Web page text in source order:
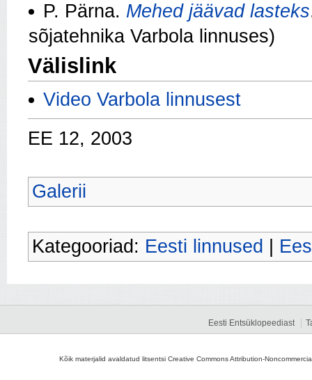
P. Pärna. Mehed jäävad lasteks
sõjatehnika Varbola linnuses)
Välislink
Video Varbola linnusest
EE 12, 2003
Galerii
Kategooriad: Eesti linnused
Eesti Entsüklopeediast
Kõik materjalid avaldatud litsentsi Creative Commons Attribution-